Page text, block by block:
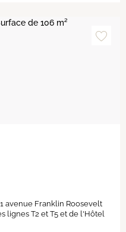
avenue Franklin Roosevelt
lignes T2 et T5 et de l'Hôtel